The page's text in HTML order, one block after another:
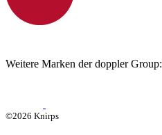
Weitere Marken der doppler Group:
©2026 Knirps